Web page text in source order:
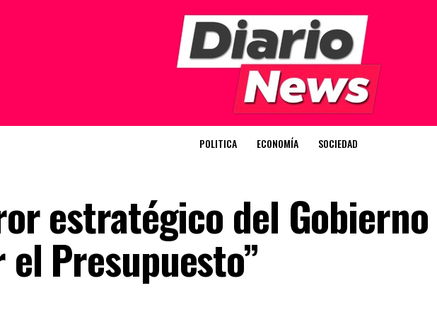
POLITICA ECONOMÍA SOCIEDAD
estratégico del
Presupuesto”